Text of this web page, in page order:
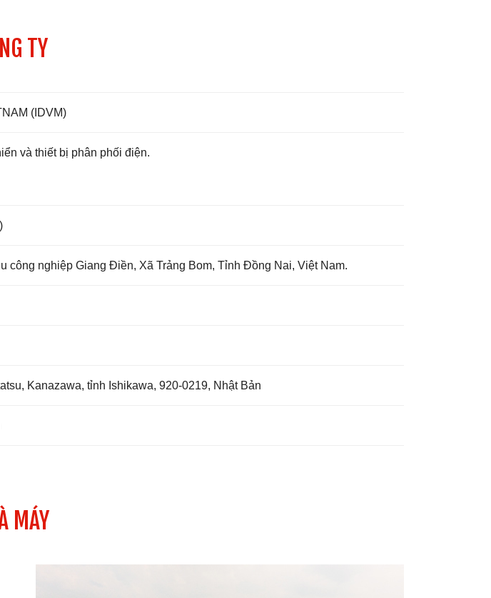
TY
(IDVM)
và thiết bị phân phối điện.
công nghiệp Giang Điền, Xã Trảng Bom, Tỉnh Đồng Nai, Việt Nam.
Kanazawa, tỉnh Ishikawa, 920-0219, Nhật Bản
MÁY